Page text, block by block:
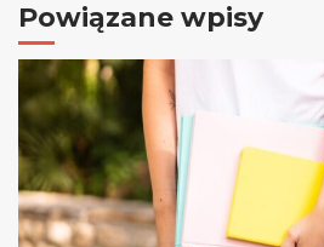
Powiązane wpisy